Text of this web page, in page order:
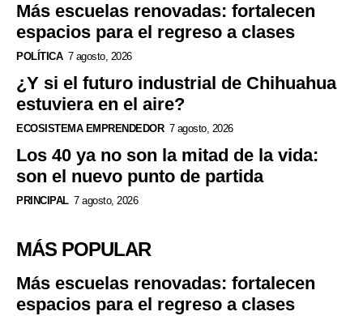
Más escuelas renovadas: fortalecen
espacios para el regreso a clases
POLÍTICA 7 agosto, 2026
¿Y si el futuro industrial de Chihuahua
estuviera en el aire?
ECOSISTEMA EMPRENDEDOR 7 agosto, 2026
Los 40 ya no son la mitad de la vida:
son el nuevo punto de partida
PRINCIPAL 7 agosto, 2026
MÁS POPULAR
Más escuelas renovadas: fortalecen
espacios para el regreso a clases